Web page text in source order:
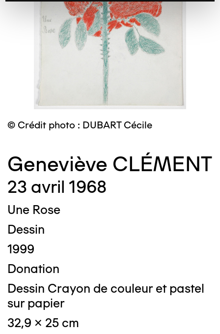
© Crédit photo : DUBART Cécile
Geneviève CLÉMENT
23 avril 1968
Une Rose
Dessin
1999
Donation
Dessin Crayon de couleur et pastel
sur papier
32,9 x 25 cm